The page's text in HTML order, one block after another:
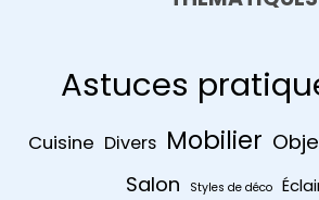
Astuces
Cuisine Divers Mobilier
Salon Styles de déco